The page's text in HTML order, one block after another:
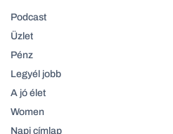
Podcast
Üzlet
Pénz
Legyél jobb
A jó élet
Women
Napi címlap